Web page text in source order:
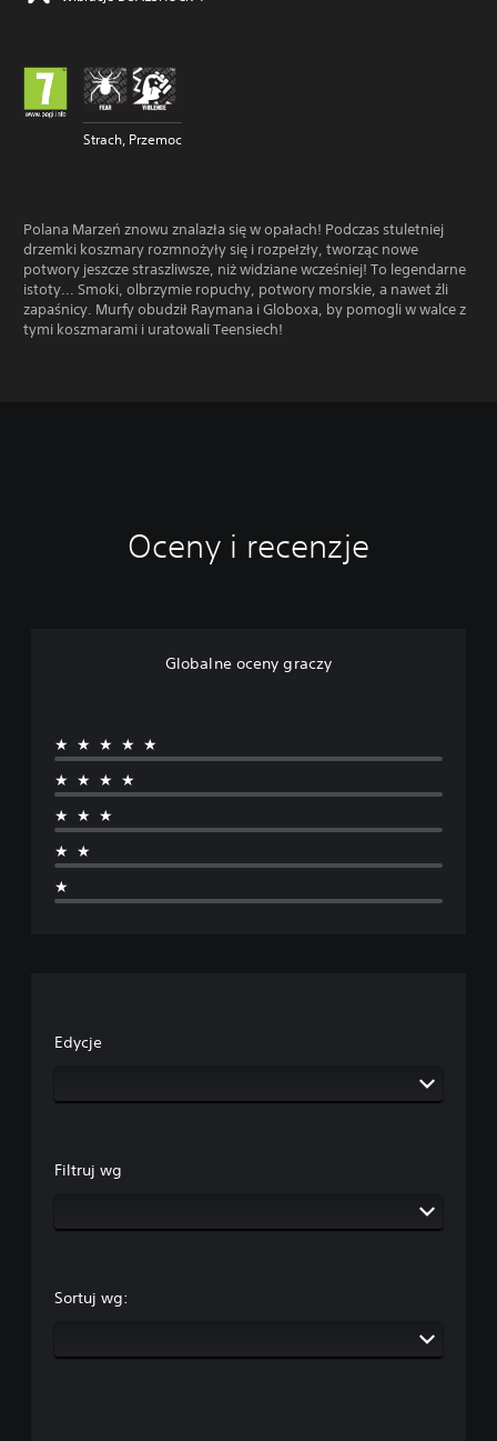
Strach, Przemoc
Polana Marzeń znowu znalazła się w opałach! Podczas stuletniej
drzemki koszmary rozmnożyły się i rozpełzły, tworząc nowe
potwory jeszcze straszliwsze, niż widziane wcześniej! To legendarne
istoty... Smoki, olbrzymie ropuchy, potwory morskie, a nawet źli
zapaśnicy. Murfy obudził Raymana i Globoxa, by pomogli w walce z
tymi koszmarami i uratowali Teensiech!
Oceny i recenzje
Globalne oceny graczy
★★★★★
★★★★
★★★
★★
★
Edycje
Filtruj wg
Sortuj wg: